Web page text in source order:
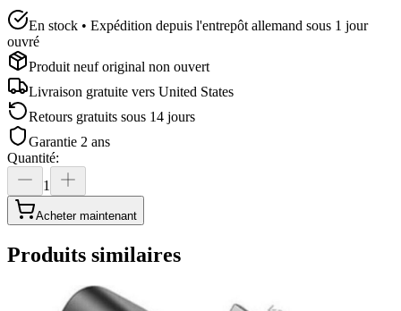
En stock • Expédition depuis l'entrepôt allemand sous 1 jour
ouvré
Produit neuf original non ouvert
Livraison gratuite vers United States
Retours gratuits sous 14 jours
Garantie 2 ans
Quantité:
1
Acheter maintenant
Produits similaires